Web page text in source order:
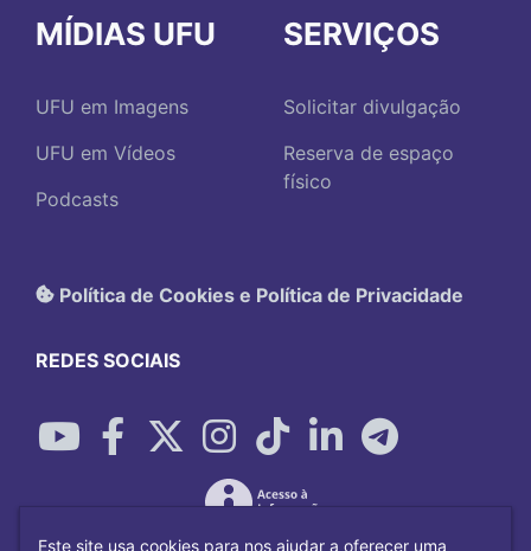
MÍDIAS UFU
UFU em Imagens
UFU em Vídeos
Podcasts
SERVIÇOS
Solicitar divulgação
Reserva de espaço
físico
Política de Cookies e Política de Privacidade
REDES SOCIAIS
Este site usa cookies para nos ajudar a oferecer uma